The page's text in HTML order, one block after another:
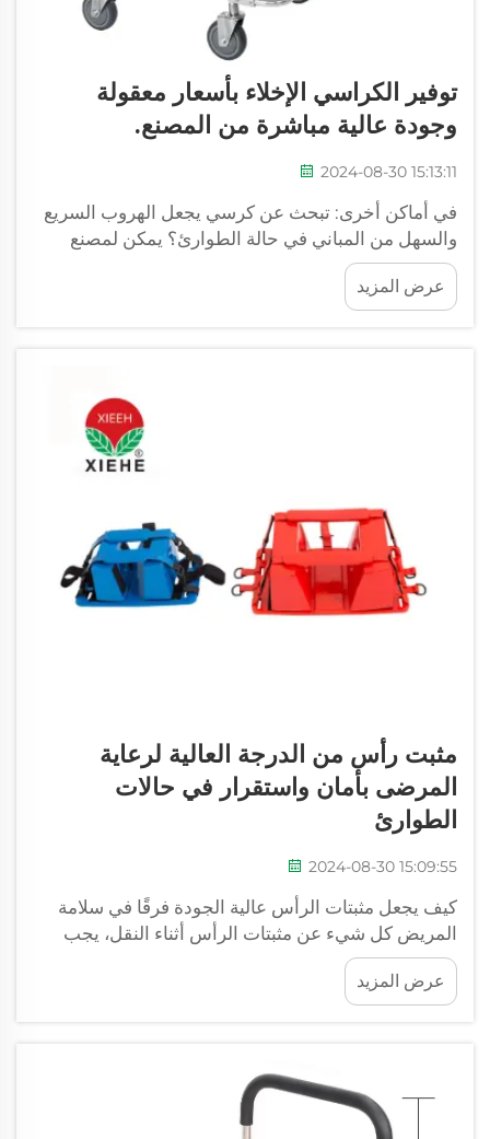
توفير الكراسي الإخلاء بأسعار معقولة
وجودة عالية مباشرة من المصنع.
2024-08-30 15:13:11
في أماكن أخرى: تبحث عن كرسي يجعل الهروب السريع
والسهل من المباني في حالة الطوارئ؟ يمكن لمصنع
مباشر مساعدتك. واحد من أفضل موردي الكراسي في
السوق، يقدم هؤلاء الناس أسعارًا ممتازة وكراسي ذات
جودة عالية. عندما تشتري...
عرض المزيد
مثبت رأس من الدرجة العالية لرعاية
المرضى بأمان واستقرار في حالات
الطوارئ
2024-08-30 15:09:55
كيف يجعل مثبتات الرأس عالية الجودة فرقًا في سلامة
المريض كل شيء عن مثبتات الرأس أثناء النقل، يجب
وضع رأس المريض في وضعية مناسبة لحفظ سلامة الحبل
الشوكي وتوازن ضغط الدم - هذا هو المكان الذي ...
عرض المزيد